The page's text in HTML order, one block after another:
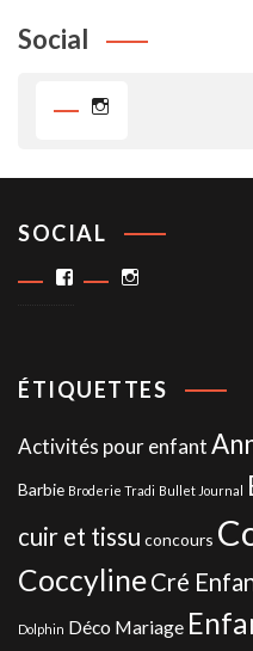
Social
SOCIAL
Facebook
ÉTIQUETTES
Activités pour enfant
Barbie Broderie Tradi Bullet Journal
cuir et tissu concours
CoccylineCré
Dolphin Déco Mariage